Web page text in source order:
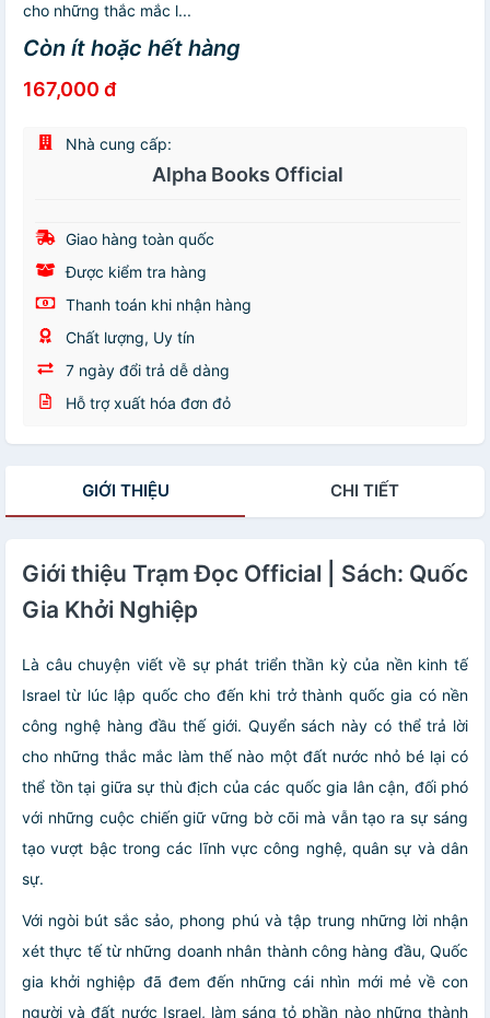
cho những thắc mắc l...
Còn ít hoặc hết hàng
167,000 đ
Nhà cung cấp:
Alpha Books Official
Giao hàng toàn quốc
Được kiểm tra hàng
Thanh toán khi nhận hàng
Chất lượng, Uy tín
7 ngày đổi trả dễ dàng
Hỗ trợ xuất hóa đơn đỏ
GIỚI THIỆU CHI TIẾT
Giới thiệu Trạm Đọc Official | Sách: Quốc
Gia Khởi Nghiệp
Là câu chuyện viết về sự phát triển thần kỳ của nền kinh tế
Israel từ lúc lập quốc cho đến khi trở thành quốc gia có nền
công nghệ hàng đầu thế giới. Quyển sách này có thể trả lời
cho những thắc mắc làm thế nào một đất nước nhỏ bé lại có
thể tồn tại giữa sự thù địch của các quốc gia lân cận, đối phó
với những cuộc chiến giữ vững bờ cõi mà vẫn tạo ra sự sáng
tạo vượt bậc trong các lĩnh vực công nghệ, quân sự và dân
sự.
Với ngòi bút sắc sảo, phong phú và tập trung những lời nhận
xét thực tế từ những doanh nhân thành công hàng đầu, Quốc
gia khởi nghiệp đã đem đến những cái nhìn mới mẻ về con
người và đất nước Israel, làm sáng tỏ phần nào những thành